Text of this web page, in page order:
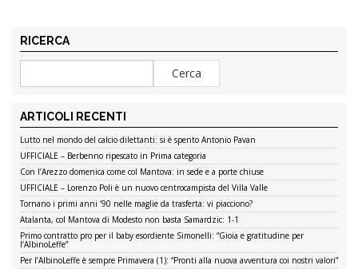
RICERCA
ARTICOLI RECENTI
Lutto nel mondo del calcio dilettanti: si è spento Antonio Pavan
UFFICIALE – Berbenno ripescato in Prima categoria
Con l’Arezzo domenica come col Mantova: in sede e a porte chiuse
UFFICIALE – Lorenzo Poli è un nuovo centrocampista del Villa Valle
Tornano i primi anni ’90 nelle maglie da trasferta: vi piacciono?
Atalanta, col Mantova di Modesto non basta Samardzic: 1-1
Primo contratto pro per il baby esordiente Simonelli: “Gioia e gratitudine per
l’AlbinoLeffe”
Per l’AlbinoLeffe è sempre Primavera (1): “Pronti alla nuova avventura coi nostri valori”